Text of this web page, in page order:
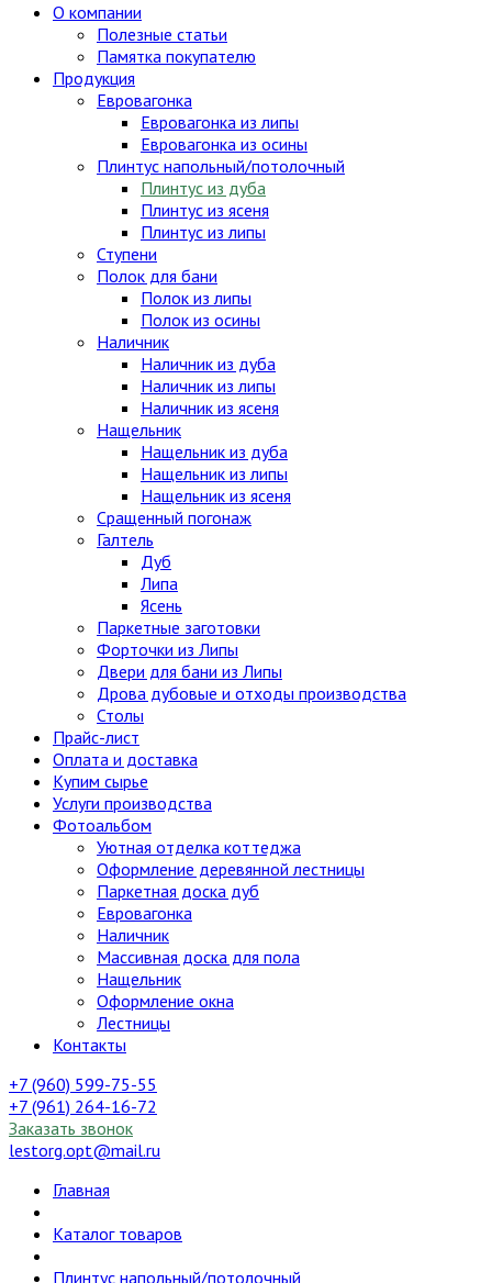
О компании
Полезные статьи
Памятка покупателю
Продукция
Евровагонка
Евровагонка из липы
Евровагонка из осины
Плинтус напольный/потолочный
Плинтус из дуба
Плинтус из ясеня
Плинтус из липы
Ступени
Полок для бани
Полок из липы
Полок из осины
Наличник
Наличник из дуба
Наличник из липы
Наличник из ясеня
Нащельник
Нащельник из дуба
Нащельник из липы
Нащельник из ясеня
Сращенный погонаж
Галтель
Дуб
Липа
Ясень
Паркетные заготовки
Форточки из Липы
Двери для бани из Липы
Дрова дубовые и отходы производства
Столы
Прайс-лист
Оплата и доставка
Купим сырье
Услуги производства
Фотоальбом
Уютная отделка коттеджа
Оформление деревянной лестницы
Паркетная доска дуб
Евровагонка
Наличник
Массивная доска для пола
Нащельник
Оформление окна
Лестницы
Контакты
+7 (960) 599-75-55
+7 (961) 264-16-72
Заказать звонок
lestorg.opt@mail.ru
Главная
Каталог товаров
Плинтус напольный/потолочный